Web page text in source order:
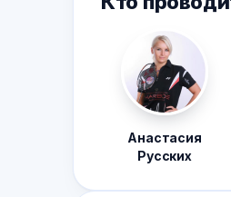
Анастасия
Русских